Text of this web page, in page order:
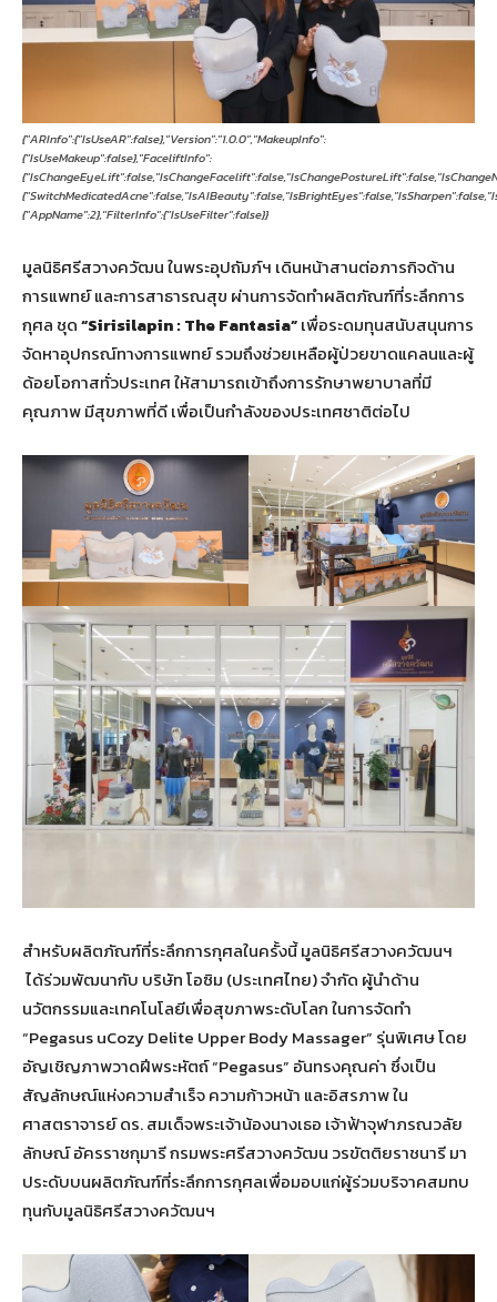
{"ARInfo":{"IsUseAR":false},"Version":"1.0.0","MakeupInfo":
{"IsUseMakeup":false},"FaceliftInfo":
{"AppName":2},"FilterInfo":{"IsUseFilter":false}}
มูลนิธิศรีสวางควัฒน ในพระอุปถัมภ์ฯ เดินหน้าสานต่อภารกิจด้าน
การแพทย์ และการสาธารณสุข ผ่านการจัดทำผลิตภัณฑ์ที่ระลึกการ
กุศล ชุด“Sirisilapin : The Fantasia”เพื่อระดมทุนสนับสนุนการ
จัดหาอุปกรณ์ทางการแพทย์ รวมถึงช่วยเหลือผู้ป่วยขาดแคลนและผู้
ด้อยโอกาสทั่วประเทศ ให้สามารถเข้าถึงการรักษาพยาบาลที่มี
คุณภาพ มีสุขภาพที่ดี เพื่อเป็นกำลังของประเทศชาติต่อไป
สำหรับผลิตภัณฑ์ที่ระลึกการกุศลในครั้งนี้ มูลนิธิศรีสวางควัฒนฯ
ได้ร่วมพัฒนากับ บริษัท โอซิม (ประเทศไทย) จำกัด ผู้นำด้าน
นวัตกรรมและเทคโนโลยีเพื่อสุขภาพระดับโลก ในการจัดทำ
“Pegasus uCozy Delite Upper Body Massager” รุ่นพิเศษ โดย
อัญเชิญภาพวาดฝีพระหัตถ์ “Pegasus” อันทรงคุณค่า ซึ่งเป็น
สัญลักษณ์แห่งความสำเร็จ ความก้าวหน้า และอิสรภาพ ใน
ศาสตราจารย์ ดร. สมเด็จพระเจ้าน้องนางเธอ เจ้าฟ้าจุฬาภรณวลัย
ลักษณ์ อัครราชกุมารี กรมพระศรีสวางควัฒน วรขัตติยราชนารี มา
ประดับบนผลิตภัณฑ์ที่ระลึกการกุศลเพื่อมอบแก่ผู้ร่วมบริจาคสมทบ
ทุนกับมูลนิธิศรีสวางควัฒนฯ